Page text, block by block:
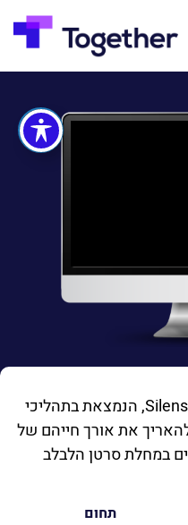
חברת המדטק הישראלית Silenseed, הנמצאת בתהליכי
את אורך חייהם של
במחלת סרטן הלבלב
תחום